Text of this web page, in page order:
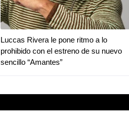
Luccas Rivera le pone ritmo a lo
prohibido con el estreno de su nuevo
sencillo “Amantes”